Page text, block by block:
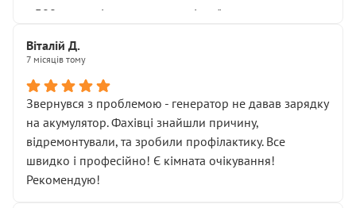
• 300 грн — діагностика гальмівної системи
НЕ погоджував
послуга. Тим більше, я був поруч і жодної реальної
діагностики ходової не проводилось. Після
зауваження гроші за цю “послугу” повернули, що
лише підтвердило мою правоту.
Але головне — я виїжджаю з боксу, і скрип у гальмах
залишився таким самим, як і був. Тобто оплачена
Віталій Д.
7 місяців тому
Звернувся з проблемою - генератор не давав зарядку
на акумулятор. Фахівці знайшли причину,
відремонтували, та зробили профілактику. Все
швидко і професійно! Є кімната очікування!
Рекомендую!